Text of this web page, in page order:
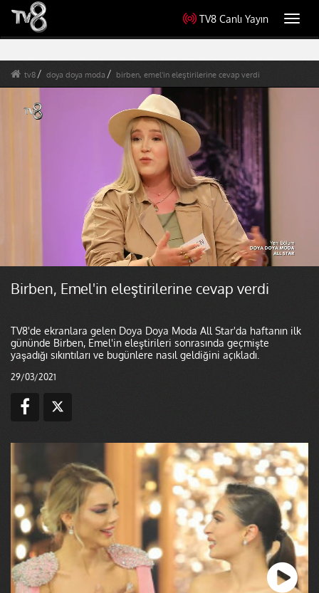
TV8 Canlı Yayın
tv8 doya doya moda birben, emel'in eleştirilerine cevap verdi
Birben, Emel'in eleştirilerine cevap verdi
TV8'de ekranlara gelen Doya Doya Moda All Star'da haftanın ilk
gününde Birben, Emel'in eleştirileri sonrasında geçmişte
yaşadığı sıkıntıları ve bugünlere nasıl geldiğini açıkladı.
29/03/2021